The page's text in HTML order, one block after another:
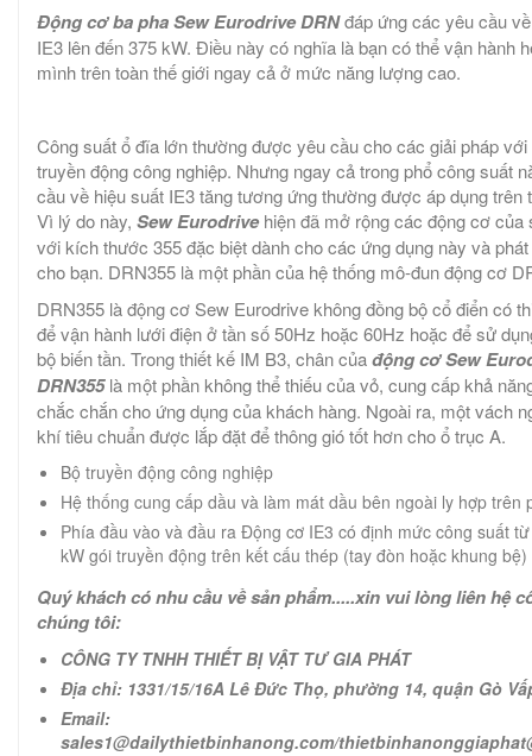
Động cơ ba pha Sew EurodriveDRNđáp ứng các yêu cầu
IE3 lên đến 375 kW. Điều này có nghĩa là bạn có thể vận hành
mình trên toàn thế giới ngay cả ở mức năng lượng cao.
Công suất ổ đĩa lớn thường được yêu cầu cho các giải pháp
truyền động công nghiệp. Nhưng ngay cả trong phổ công suất
cầu về hiệu suất IE3 tăng tương ứng thường được áp dụng trên
Vì lý do này, Sew Eurodrivehiện đã mở rộng các động cơ của
với kích thước 355 đặc biệt dành cho các ứng dụng này và
cho bạn. DRN355 là một phần của hệ thống mô-đun động cơ
DRN355 là động cơ Sew Eurodrive không đồng bộ cổ điển có
để vận hành lưới điện ở tần số 50Hz hoặc 60Hz hoặc để sử
bộ biến tần. Trong thiết kế IM B3, chân củađộng cơSew
DRN355là một phần không thể thiếu của vỏ, cung cấp khả
chắc chắn cho ứng dụng của khách hàng. Ngoài ra, một vách
khí tiêu chuẩn được lắp đặt để thông gió tốt hơn cho ổ trục A.
Bộ truyền động công nghiệp
Hệ thống cung cấp dầu và làm mát dầu bên ngoài ly hợp trên
Phía đầu vào và đầu ra Động cơ IE3 có định mức công suất
kW gói truyền động trên kết cấu thép (tay đòn hoặc khung bệ)
Quý khách có nhu cầu về sản phẩm.....xin vui lòng liên hệ
chúng tôi:
CÔNG TY TNHH THIẾT BỊ VẬT TƯ GIA PHÁT
Địa chỉ: 1331/15/16A Lê Đức Thọ, phường 14, quận Gò
Email:
sales1@dailythietbinhanong.com/